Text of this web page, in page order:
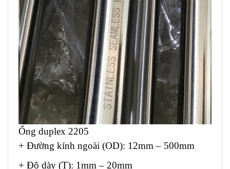
Ống duplex 2205
+ Đường kính ngoài (OD): 12mm – 500mm
+ Độ dày (T): 1mm – 20mm